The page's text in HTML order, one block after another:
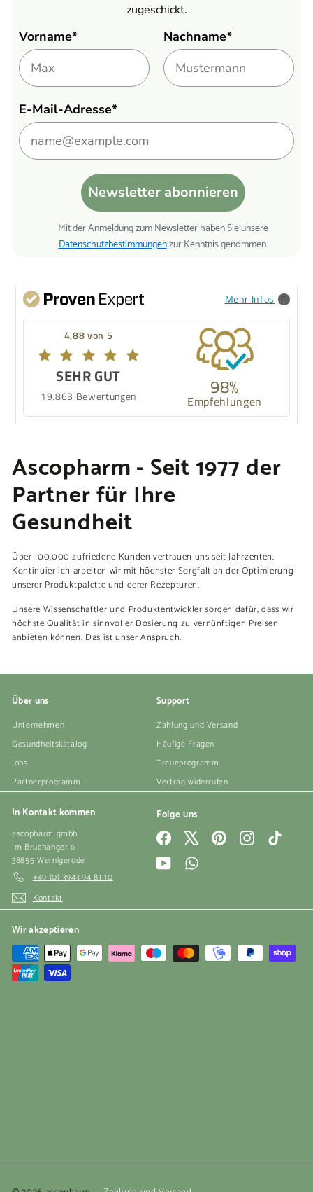
zugeschickt.
Vorname* Nachname*
E-Mail-Adresse*
Newsletter abonnieren
Mit der Anmeldung zum Newsletter haben Sie unsere
Datenschutzbestimmungenzur Kenntnis genommen.
Mehr Infos
4,88 von 5
SEHR GUT
19.863 Bewertungen 98%
Empfehlungen
Ascopharm - Seit 1977 der
Partner für Ihre
Gesundheit
Über 100.000 zufriedene Kunden vertrauen uns seit Jahrzenten.
Kontinuierlich arbeiten wir mit höchster Sorgfalt an der Optimierung
unserer Produktpalette und derer Rezepturen.
Unsere Wissenschaftler und Produktentwickler sorgen dafür, dass wir
höchste Qualität in sinnvoller Dosierung zu vernünftigen Preisen
anbieten können. Das ist unser Anspruch.
Über uns
Unternehmen
Gesundheitskatalog
Jobs
Partnerprogramm
Support
Zahlung und Versand
Häufige Fragen
Treueprogramm
Vertrag widerrufen
In Kontakt kommen
ascopharm gmbh
Im Bruchanger 6
38855 Wernigerode
+49 (0) 3943 94 81 10
Kontakt
Folge uns
Facebook PinterestInstagramTikTok
YouTubeWhatsApp
Wir akzeptieren